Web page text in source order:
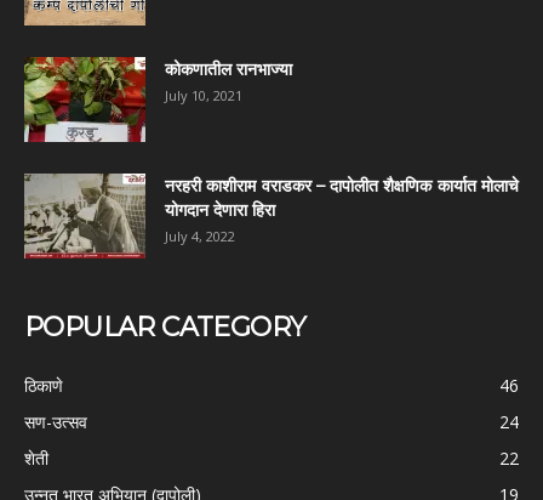
कोकणातील रानभाज्या
July 10, 2021
नरहरी काशीराम वराडकर – दापोलीत शैक्षणिक कार्यात मोलाचे
योगदान देणारा हिरा
July 4, 2022
POPULAR CATEGORY
ठिकाणे
46
सण-उत्सव
24
शेती
22
उन्नत भारत अभियान (दापोली)
19